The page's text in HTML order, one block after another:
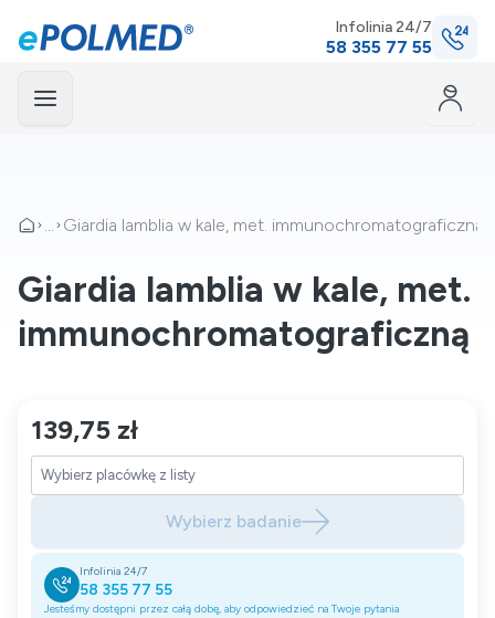
Infolinia 24/7
58 355 77 55
... Giardia lamblia w kale, met. immunochromatograficzną
Giardia lamblia w kale, met.
immunochromatograficzną
139,75 zł
Wybierz badanie
Infolinia 24/7
58 355 77 55
Jesteśmy dostępni przez całą dobę, aby odpowiedzieć na Twoje pytania